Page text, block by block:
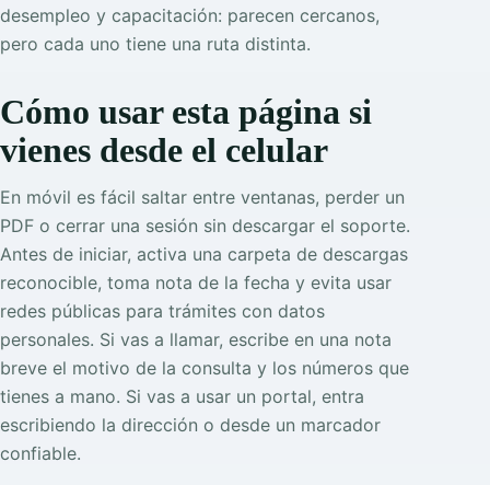
desempleo y capacitación: parecen cercanos,
pero cada uno tiene una ruta distinta.
Cómo usar esta página si
vienes desde el celular
En móvil es fácil saltar entre ventanas, perder un
PDF o cerrar una sesión sin descargar el soporte.
Antes de iniciar, activa una carpeta de descargas
reconocible, toma nota de la fecha y evita usar
redes públicas para trámites con datos
personales. Si vas a llamar, escribe en una nota
breve el motivo de la consulta y los números que
tienes a mano. Si vas a usar un portal, entra
escribiendo la dirección o desde un marcador
confiable.